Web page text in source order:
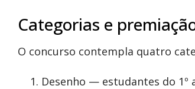
Categorias e
O concurso contempla quatro
Desenho — estudantes do 1º